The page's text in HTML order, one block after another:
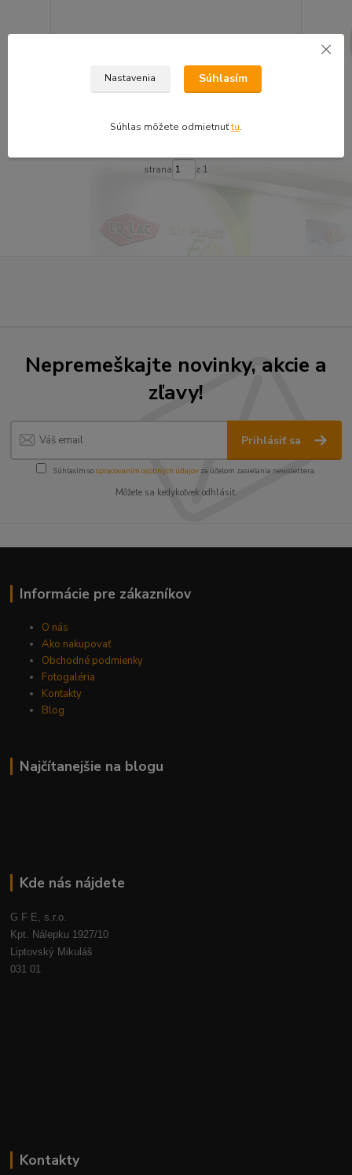
bez DPH
strana z 1
Nepremeškajte novinky, akcie a
zľavy!
Prihlásiť sa
Súhlasím sospracovaním osobných údajov za účelom zasielania newslettera.
Môžete sa kedykoľvek odhlásiť.
Informácie pre zákazníkov
O nás
Ako nakupovať
Obchodné podmienky
Fotogaléria
Kontakty
Blog
Najčítanejšie na blogu
Kde nás nájdete
G F E, s.r.o.
Kpt. Nálepku 1927/10
Liptovský Mikuláš
031 01
Kontakty
Nastavenia Súhlasím
Súhlas môžete odmietnuťtu.